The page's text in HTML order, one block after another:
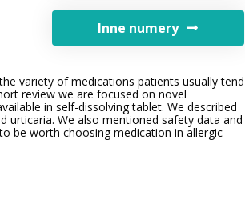
Inne numery
variety of medications patients usually tend
review we are focused on novel
in self-dissolving tablet. We described
urticaria. We also mentioned safety data and
be worth choosing medication in allergic